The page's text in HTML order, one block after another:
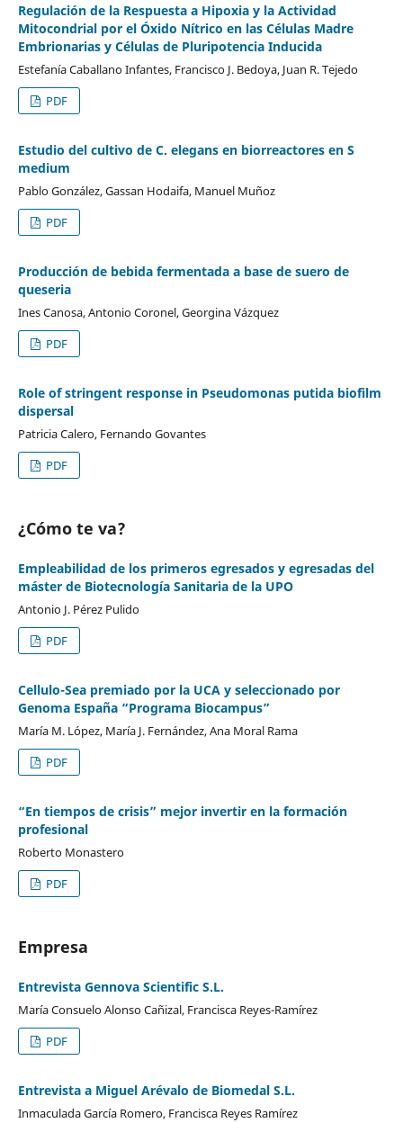
Regulación de la Respuesta a Hipoxia y la Actividad
Mitocondrial por el Óxido Nítrico en las Células Madre
Embrionarias y Células de Pluripotencia Inducida
Estefanía Caballano Infantes, Francisco J. Bedoya, Juan R. Tejedo
PDF
Estudio del cultivo de C. elegans en biorreactores en S
medium
Pablo González, Gassan Hodaifa, Manuel Muñoz
PDF
Producción de bebida fermentada a base de suero de
queseria
Ines Canosa, Antonio Coronel, Georgina Vázquez
PDF
Role of stringent response in Pseudomonas putida biofilm
dispersal
Patricia Calero, Fernando Govantes
PDF
¿Cómo te va?
Empleabilidad de los primeros egresados y egresadas del
máster de Biotecnología Sanitaria de la UPO
Antonio J. Pérez Pulido
PDF
Cellulo-Sea premiado por la UCA y seleccionado por
Genoma España “Programa Biocampus”
María M. López, María J. Fernández, Ana Moral Rama
PDF
“En tiempos de crisis” mejor invertir en la formación
profesional
Roberto Monastero
PDF
Empresa
Entrevista Gennova Scientific S.L.
María Consuelo Alonso Cañizal, Francisca Reyes-Ramírez
PDF
Entrevista a Miguel Arévalo de Biomedal S.L.
Inmaculada García Romero, Francisca Reyes Ramírez